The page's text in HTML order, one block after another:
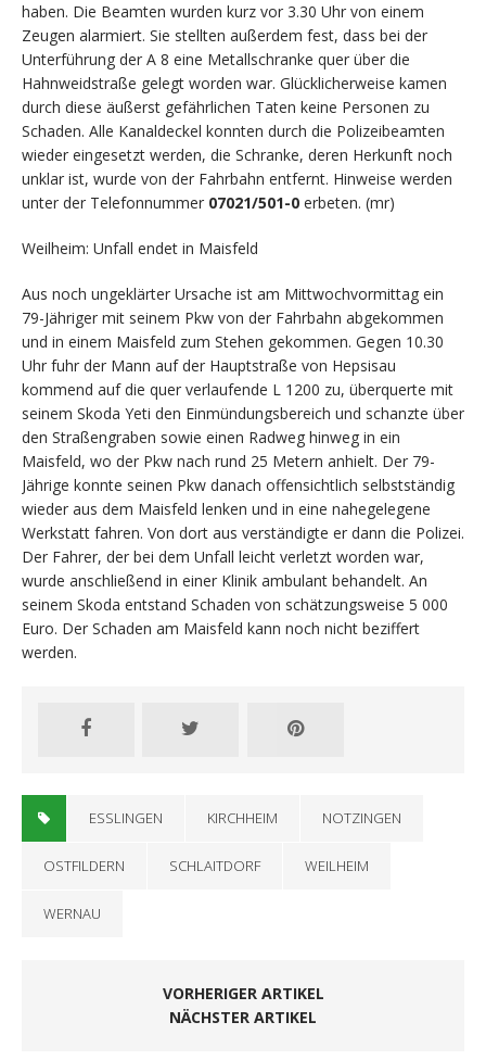
haben. Die Beamten wurden kurz vor 3.30 Uhr von einem
Zeugen alarmiert. Sie stellten außerdem fest, dass bei der
Unterführung der A 8 eine Metallschranke quer über die
Hahnweidstraße gelegt worden war. Glücklicherweise kamen
durch diese äußerst gefährlichen Taten keine Personen zu
Schaden. Alle Kanaldeckel konnten durch die Polizeibeamten
wieder eingesetzt werden, die Schranke, deren Herkunft noch
unklar ist, wurde von der Fahrbahn entfernt. Hinweise werden
unter der Telefonnummer 07021/501-0 erbeten. (mr)
Weilheim: Unfall endet in Maisfeld
Aus noch ungeklärter Ursache ist am Mittwochvormittag ein
79-Jähriger mit seinem Pkw von der Fahrbahn abgekommen
und in einem Maisfeld zum Stehen gekommen. Gegen 10.30
Uhr fuhr der Mann auf der Hauptstraße von Hepsisau
kommend auf die quer verlaufende L 1200 zu, überquerte mit
seinem Skoda Yeti den Einmündungsbereich und schanzte über
den Straßengraben sowie einen Radweg hinweg in ein
Maisfeld, wo der Pkw nach rund 25 Metern anhielt. Der 79-
Jährige konnte seinen Pkw danach offensichtlich selbstständig
wieder aus dem Maisfeld lenken und in eine nahegelegene
Werkstatt fahren. Von dort aus verständigte er dann die Polizei.
Der Fahrer, der bei dem Unfall leicht verletzt worden war,
wurde anschließend in einer Klinik ambulant behandelt. An
seinem Skoda entstand Schaden von schätzungsweise 5 000
Euro. Der Schaden am Maisfeld kann noch nicht beziffert
werden.
ESSLINGEN KIRCHHEIM NOTZINGEN
OSTFILDERN SCHLAITDORF WEILHEIM
WERNAU
VORHERIGER ARTIKEL
NÄCHSTER ARTIKEL